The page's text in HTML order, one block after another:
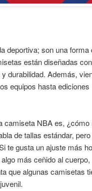
deportiva; son una forma
están diseñadas con
durabilidad. Además,
equipos hasta ediciones
camiseta NBA es, ¿cómo
de tallas estándar,
te gusta un ajuste más
más ceñido al cuerpo,
que algunas camisetas